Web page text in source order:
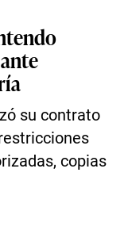
su contrato
copias